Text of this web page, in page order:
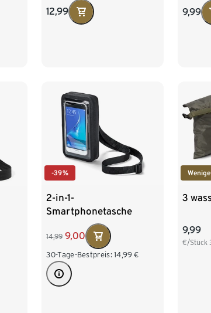
12,99 9,99
-39%
2-in-1-
Smartphonetasche
14,99 9,00
30-Tage-Bestpreis: 14,99 €
3
9,99
€/Stück